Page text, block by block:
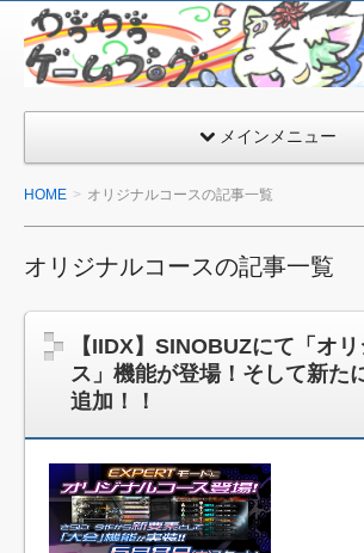
が
う
ゲ
ー
ロ
グ
ミ
＞
＊
彡
メインメニュー
HOME オリジナルコースの記事一覧
オリジナルコースの記事一覧
【IIDX】SINOBUZにて「オ
ス」機能が登場！そして新た
追加！！